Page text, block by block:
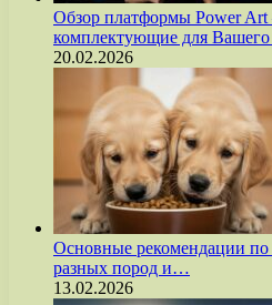
Обзор платформы Power
комплектующие для
20.02.2026
Основные рекомендации
разных пород и…
13.02.2026